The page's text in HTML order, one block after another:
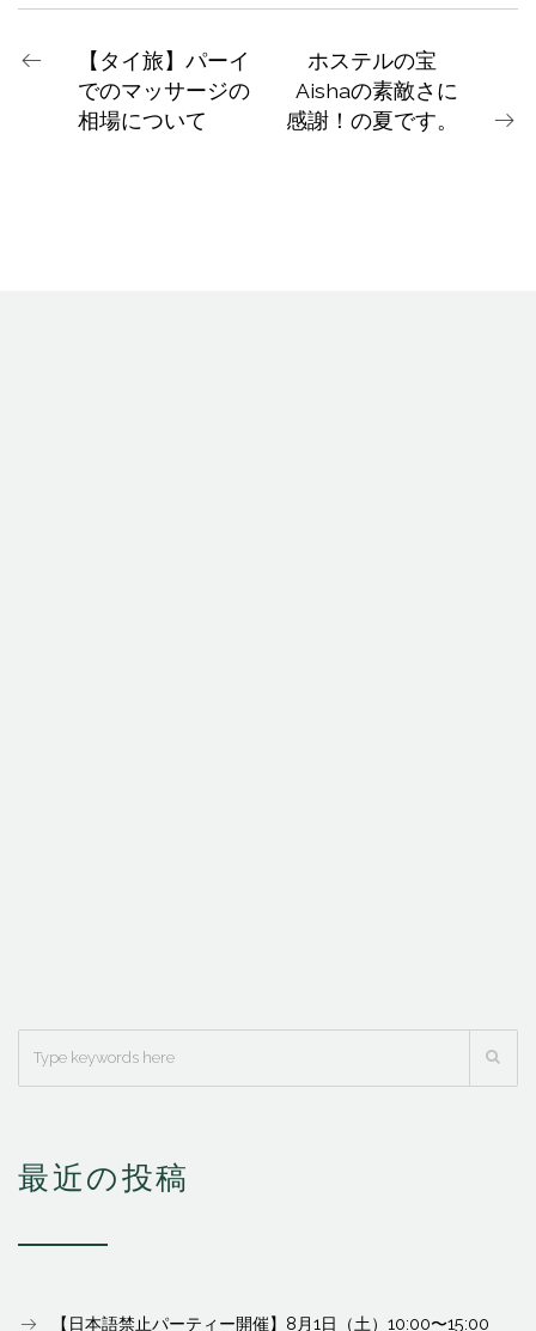
【タイ旅】パーイ
でのマッサージの
相場について
ホステルの宝
Aishaの素敵さに
感謝！の夏です。
最近の投稿
【日本語禁止パーティー開催】8月1日（土）10:00〜15:00